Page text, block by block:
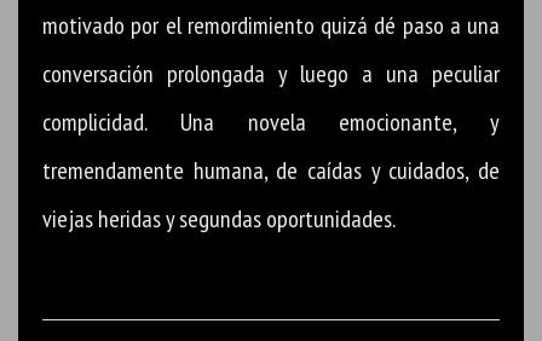
motivado por el remordimiento quizá dé paso a una
conversación prolongada y luego a una peculiar
complicidad. Una novela emocionante, y
tremendamente humana, de caídas y cuidados, de
viejas heridas y segundas oportunidades.